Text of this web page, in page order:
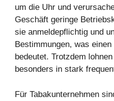
um die Uhr und
Geschäft geringe
sie anmeldepflichtig und
Bestimmungen, was
bedeutet. Trotzdem
besonders in stark
Für Tabakunternehmen